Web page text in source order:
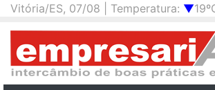
Vitória/ES, 07/08 | Temperatura: ▼